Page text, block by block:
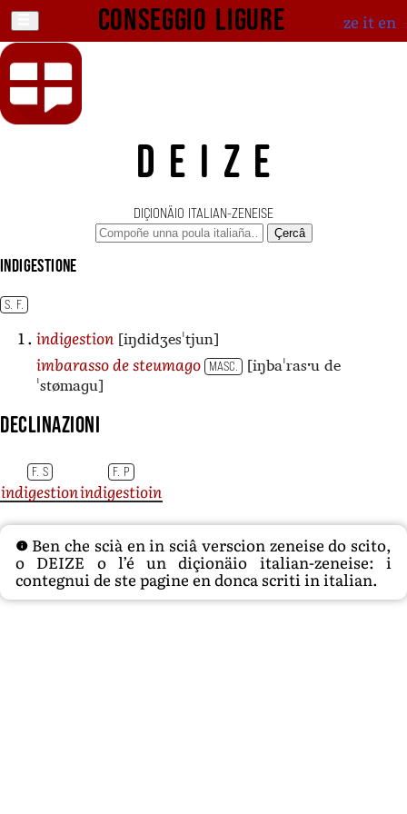
Conseggio ligure ze iten
DEIZE
DIÇIONÄIO ITALIAN-ZENEISE
Çercâ
indigestione
S. F.
indigestion [iŋdidʒesˈtjun]
imbarasso de steumago MASC. [iŋbaˈrasˑu de
ˈstømaɡu]
Declinazioni
F. S F. P
indigestionindigestioin
Ben che scià en in sciâ verscion zeneise do scito,
o DEIZE o l’é un diçionäio italian-zeneise: i
contegnui de ste pagine en donca scriti in italian.